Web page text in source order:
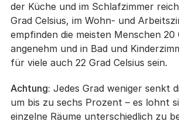
der Küche und im Schlafzimmer
Grad Celsius, im Wohn- und
empfinden die meisten Menschen 20
angenehm und in Bad und
für viele auch 22 Grad Celsius sein.
Achtung: Jedes Grad weniger senkt
um bis zu sechs Prozent – es lohnt
einzelne Räume unterschiedlich zu